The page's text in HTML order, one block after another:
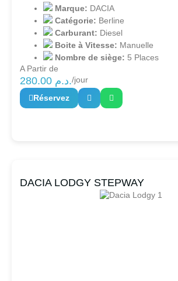
Marque: DACIA
Catégorie: Berline
Carburant: Diesel
Boite à Vitesse: Manuelle
Nombre de siège: 5 Places
A Partir de
280.00 د.م./jour
Réservez
DACIA LODGY STEPWAY